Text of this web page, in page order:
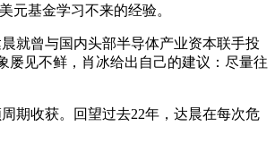
元基金学习不来的经验。
就曾与国内头部半导体产业资本联手投
屡见不鲜，肖冰给出自己的建议：尽量往
期收获。回望过去22年，达晨在每次危